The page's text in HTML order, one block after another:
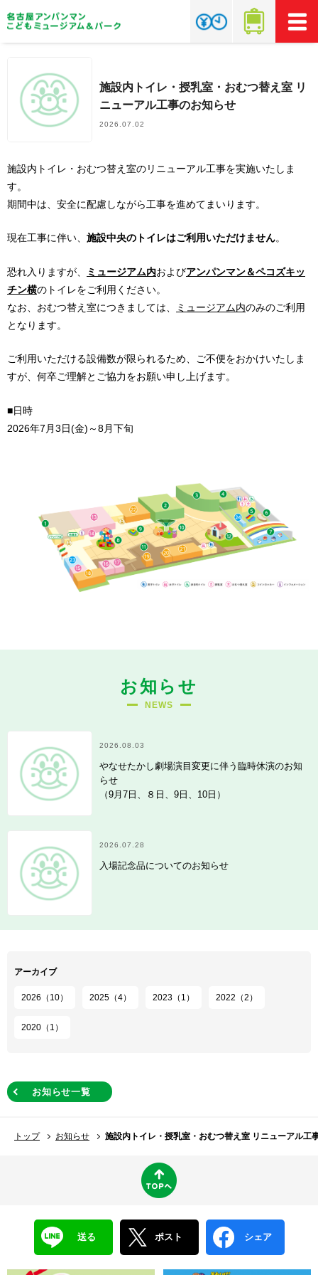
施設内トイレ・授乳室・おむつ替え室 リ
ニューアル工事のお知らせ
2026.07.02
施設内トイレ・おむつ替え室のリニューアル工事を実施いたしま
す。
期間中は、安全に配慮しながら工事を進めてまいります。
現在工事に伴い、 施設中央のトイレはご利用いただけません。
恐れ入りますが、 ミュージアム内およびアンパンマン＆ペコズキッ
チン横のトイレをご利用ください。
なお、おむつ替え室につきましては、
ミュージアム内のみのご利用
となります。
ご利用いただける設備数が限られるため、ご不便をおかけいたしま
すが、何卒ご理解とご協力をお願い申し上げます。
■日時
2026年7月3日(金)～8月下旬
お知らせ
NEWS
2026.08.03
やなせたかし劇場演目変更に伴う臨時休演のお知
らせ
（9月7日、８日、9日、10日）
2026.07.28
入場記念品についてのお知らせ
アーカイブ
2026（10） 2025（4） 2023（1） 2022（2）
2020（1）
お知らせ一覧
トップ お知らせ 施設内トイレ・授乳室・おむつ替え室 リニューアル工
送る ポスト シェア